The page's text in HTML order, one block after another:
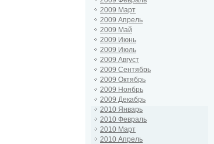
2009 Март
2009 Апрель
2009 Май
2009 Июнь
2009 Июль
2009 Август
2009 Сентябрь
2009 Октябрь
2009 Ноябрь
2009 Декабрь
2010 Январь
2010 Февраль
2010 Март
2010 Апрель